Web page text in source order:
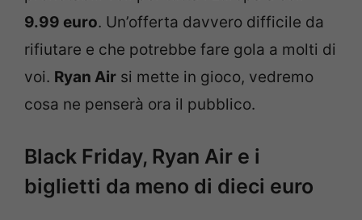
9.99 euro. Un’offerta davvero difficile da
rifiutare e che potrebbe fare gola a molti di
voi. Ryan Air si mette in gioco, vedremo
cosa ne penserà ora il pubblico.
Black Friday, Ryan Air e i
biglietti da meno di dieci euro